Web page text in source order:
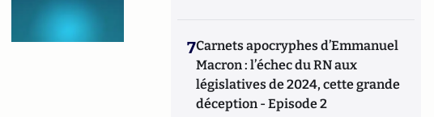
7Carnets apocryphes d’Emmanuel
Macron : l’échec du RN aux
législatives de 2024, cette grande
déception - Episode 2